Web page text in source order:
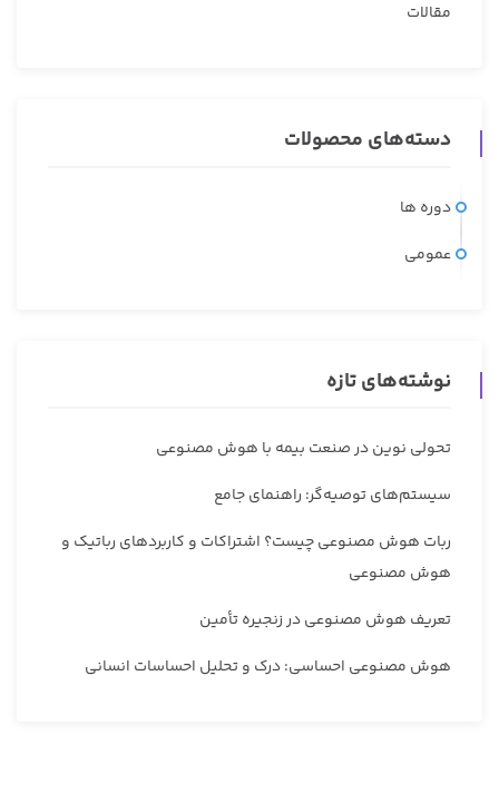
مقالات
دسته‌های محصولات
دوره ها
عمومی
نوشته‌های تازه
تحولی نوین در صنعت بیمه با هوش مصنوعی
سیستم‌های توصیه‌گر: راهنمای جامع
ربات هوش مصنوعی چیست؟ اشتراکات و کاربردهای رباتیک و
هوش مصنوعی
تعریف هوش مصنوعی در زنجیره تأمین
هوش مصنوعی احساسی: درک و تحلیل احساسات انسانی